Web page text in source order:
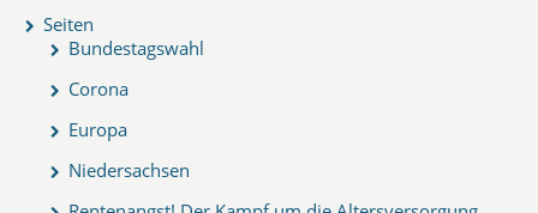
Seiten
Bundestagswahl
Corona
Europa
Niedersachsen